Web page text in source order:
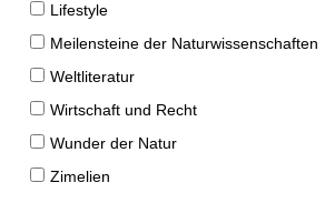
Lifestyle
Meilensteine der Naturwissenschaften
Weltliteratur
Wirtschaft und Recht
Wunder der Natur
Zimelien